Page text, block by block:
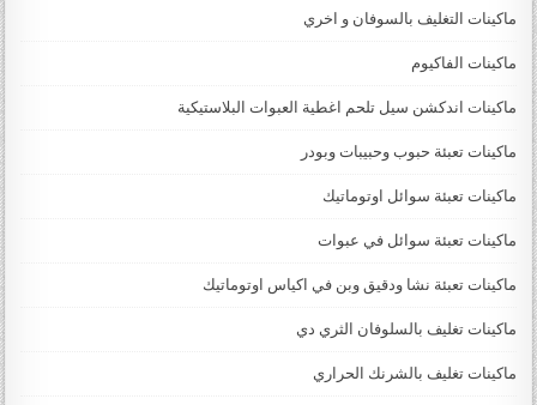
ماكينات التغليف بالسوفان و اخري
ماكينات الفاكيوم
ماكينات اندكشن سيل تلحم اغطية العبوات البلاستيكية
ماكينات تعبئة حبوب وحبيبات وبودر
ماكينات تعبئة سوائل اوتوماتيك
ماكينات تعبئة سوائل في عبوات
ماكينات تعبئة نشا ودقيق وبن في اكياس اوتوماتيك
ماكينات تغليف بالسلوفان الثري دي
ماكينات تغليف بالشرنك الحراري